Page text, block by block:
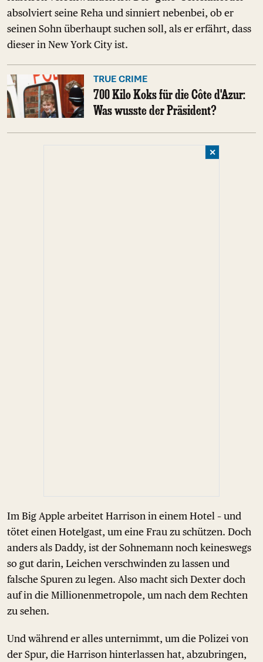
absolviert seine Reha und sinniert nebenbei, ob er
seinen Sohn überhaupt suchen soll, als er erfährt, dass
dieser in New York City ist.
TRUE CRIME
700 Kilo Koks für die Côte d'Azur:
Was wusste der Präsident?
✕
Im Big Apple arbeitet Harrison in einem Hotel – und
tötet einen Hotelgast, um eine Frau zu schützen. Doch
anders als Daddy, ist der Sohnemann noch keineswegs
so gut darin, Leichen verschwinden zu lassen und
falsche Spuren zu legen. Also macht sich Dexter doch
auf in die Millionenmetropole, um nach dem Rechten
zu sehen.
Und während er alles unternimmt, um die Polizei von
der Spur, die Harrison hinterlassen hat, abzubringen,